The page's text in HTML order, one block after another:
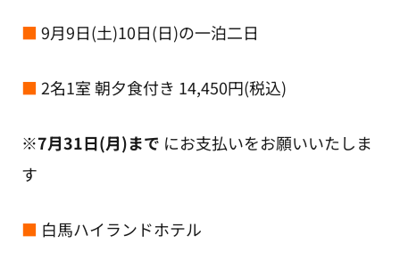
■9月9日(土)10日(日)の一泊二日
■ 2名1室 朝夕食付き 14,450円(税込)
※7月31日(月)まで にお支払いをお願いいたしま
す
■ 白馬ハイランドホテル